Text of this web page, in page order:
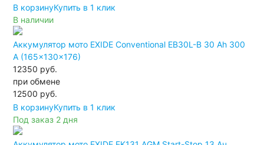
В корзинуКупить в 1 клик
В наличии
Аккумулятор мото EXIDE Conventional EB30L-B 30 Ah 300
A (165x130x176)
12350 руб.
при обмене
12500 руб.
В корзинуКупить в 1 клик
Под заказ 2 дня